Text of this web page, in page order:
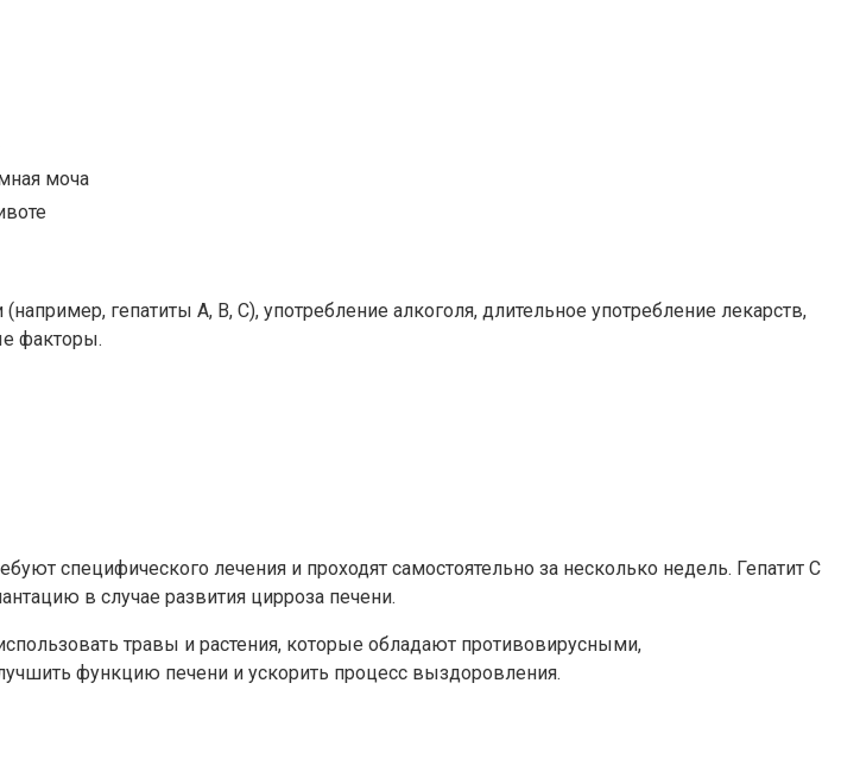
моча
гепатиты A, B, C), употребление алкоголя, длительное употребление лекарств,
факторы.
специфического лечения и проходят самостоятельно за несколько недель. Гепатит C
в случае развития цирроза печени.
травы и растения, которые обладают противовирусными,
функцию печени и ускорить процесс выздоровления.